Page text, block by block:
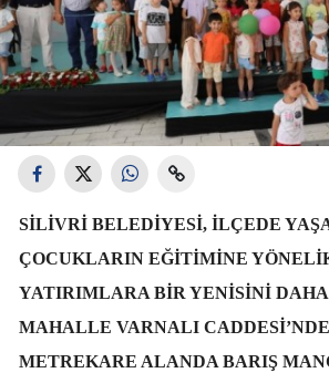
SILIVRI BELEDIYESI, ILÇEDE
ÇOCUKLARIN EĞITIMINE
YATIRIMLARA BIR YENISINI
MAHALLE VARNALI CADDESI’NDE
METREKARE ALANDA BARIŞ